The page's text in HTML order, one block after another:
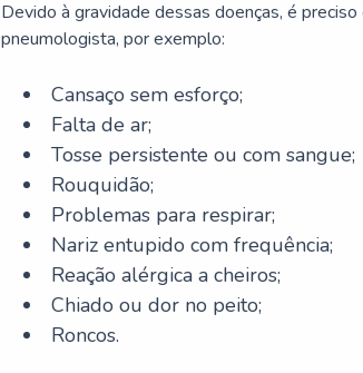
Devido à gravidade dessas doenças, é
pneumologista, por exemplo:
Cansaço sem esforço;
Falta de ar;
Tosse persistente ou com sangue;
Rouquidão;
Problemas para respirar;
Nariz entupido com frequência;
Reação alérgica a cheiros;
Chiado ou dor no peito;
Roncos.